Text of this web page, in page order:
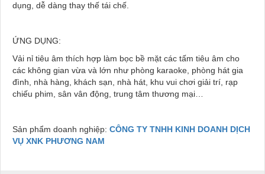
dụng, dễ dàng thay thế tái chế.
ỨNG DỤNG:
Vải nỉ tiêu âm thích hợp làm bọc bề mặt các tấm tiêu âm cho
các không gian vừa và lớn như phòng karaoke, phòng hát gia
đình, nhà hàng, khách sạn, nhà hát, khu vui chơi giải trí, rạp
chiếu phim, sân vân động, trung tâm thương mại…
Sản phẩm doanh nghiệp: CÔNG TY TNHH KINH DOANH DỊCH
VỤ XNK PHƯƠNG NAM